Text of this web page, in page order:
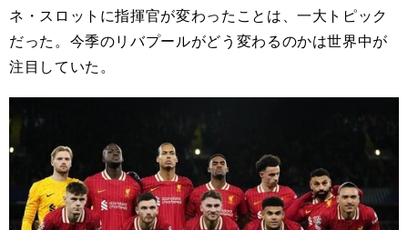
ネ・スロットに指揮官が変わったことは、一大トピック
だった。今季のリバプールがどう変わるのかは世界中が
注目していた。